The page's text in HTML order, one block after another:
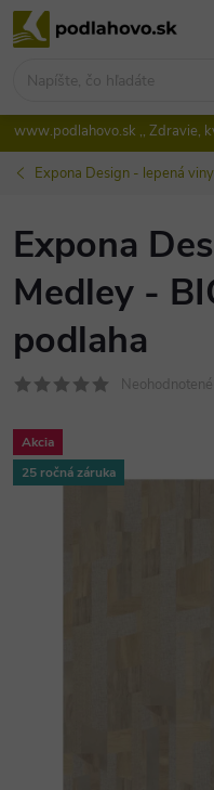
Prejsť
na
www.podlahovo.sk ,, Zdravie,
Expona Design - lepená
Expona
Medley -
podlaha
Neohodnotené
Akcia
25 ročná záruka